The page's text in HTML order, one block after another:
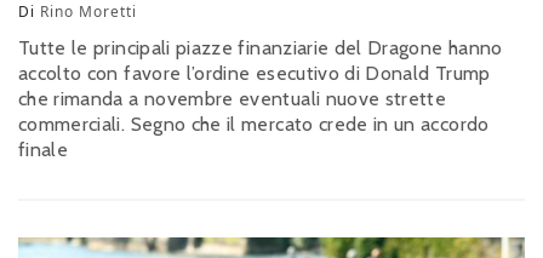
Di Rino Moretti
Tutte le principali piazze finanziarie del Dragone hanno
accolto con favore l’ordine esecutivo di Donald Trump
che rimanda a novembre eventuali nuove strette
commerciali. Segno che il mercato crede in un accordo
finale